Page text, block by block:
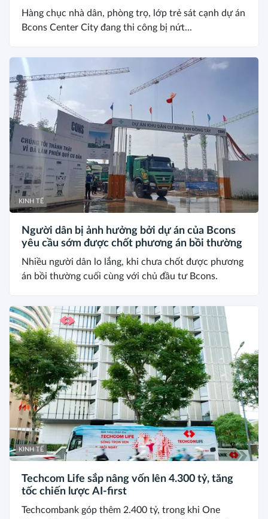
Hàng chục nhà dân, phòng trọ, lớp trẻ sát cạnh dự án
Bcons Center City đang thi công bị nứt...
KINH TẾ
Người dân bị ảnh hưởng bởi dự án của Bcons
yêu cầu sớm được chốt phương án bồi thường
Nhiều người dân lo lắng, khi chưa chốt được phương
án bồi thường cuối cùng với chủ đầu tư Bcons.
KINH TẾ
Techcom Life sắp nâng vốn lên 4.300 tỷ, tăng
tốc chiến lược AI-first
Techcombank góp thêm 2.400 tỷ, trong khi One